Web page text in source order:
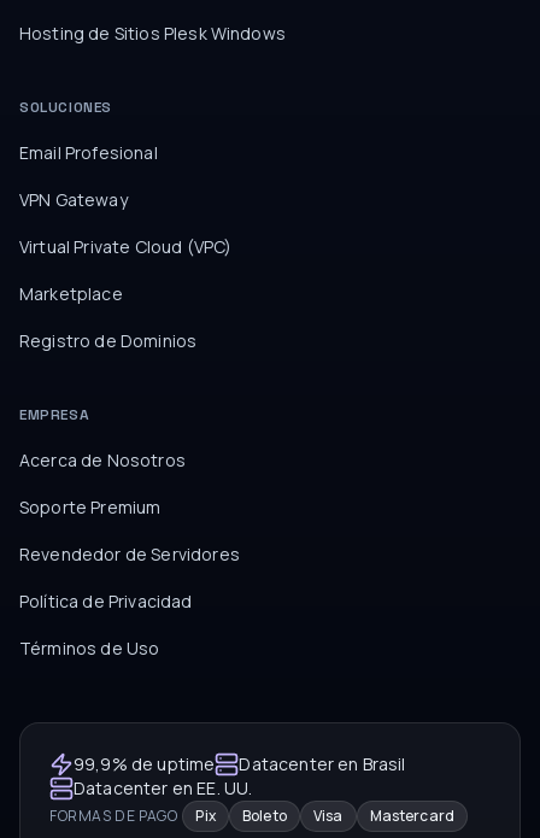
Hosting de Sitios Plesk Windows
SOLUCIONES
Email Profesional
VPN Gateway
Virtual Private Cloud (VPC)
Marketplace
Registro de Dominios
EMPRESA
Acerca de Nosotros
Soporte Premium
Revendedor de Servidores
Política de Privacidad
Términos de Uso
99,9% de uptime
Datacenter en Brasil
Datacenter en EE. UU.
FORMAS DE PAGO Pix Boleto Visa Mastercard